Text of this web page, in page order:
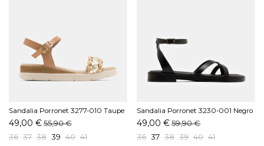
Sandalia Porronet 3277-010 Taupe
49,00 €55,90 €
36 37 38 39 40 41
Sandalia Porronet 3230-001 Negro
49,00 € 59,90 €
36 37 38 39 40 41